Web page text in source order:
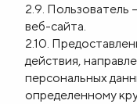
2.9. Пользователь
веб-сайта.
2.10.
действия,
персональных
определенному